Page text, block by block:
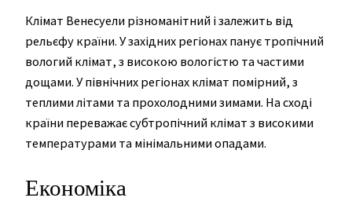
Клімат Венесуели різноманітний і залежить від
рельєфу країни. У західних регіонах панує тропічний
вологий клімат, з високою вологістю та частими
дощами. У північних регіонах клімат помірний, з
теплими літами та прохолодними зимами. На сході
країни переважає субтропічний клімат з високими
температурами та мінімальними опадами.
Економіка